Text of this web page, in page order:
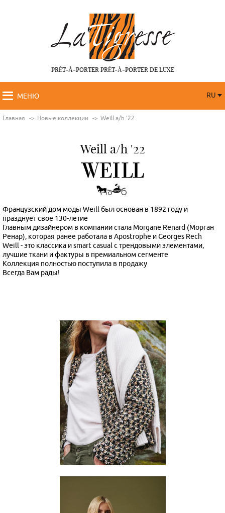
PRÉT-À-PORTER PRÉT-À-PORTER DE LUXE
МЕНЮ
RU
Главная Новые коллекции Weill a/h '22
Weill a/h '22
Французский дом моды Weill был основан в 1892 году и
празднует свое 130-летие
Главным дизайнером в компании стала Morgane Renard (Морган
Ренар), которая ранее работала в Apostrophe и Georges Rech
Weill - это классика и smart casual с трендовыми элементами,
лучшие ткани и фактуры в премиальном сегменте
Коллекция полностью поступила в продажу
Всегда Вам рады!